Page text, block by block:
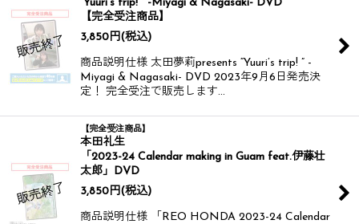
“Yuuri’s trip! ” -Miyagi & Nagasaki- DVD
【完全受注商品】
3,850 円(税込)
商品説明仕様 太田夢莉presents “Yuuri’s trip! ” -
Miyagi & Nagasaki- DVD 2023年9月6日発売決
定！ 完全受注で販売します…
【完全受注商品】
本田礼生
「2023-24 Calendar making in Guam feat.伊藤壮
太郎」DVD
3,850 円(税込)
商品説明仕様 「REO HONDA 2023-24 Calendar